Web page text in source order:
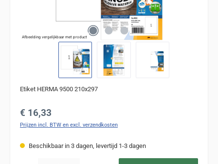
Afbeelding vergelijkbaar met product
Etiket HERMA 9500 210x297
Normale prijs:
€ 16,33
Prijzen incl. BTW en excl. verzendkosten
Beschikbaar in 3 dagen, levertijd 1-3 dagen